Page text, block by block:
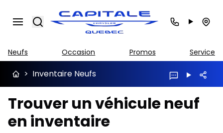
Search
Neufs Occasion Promos Service
> Inventaire Neufs
Trouver un véhicule neuf
en inventaire